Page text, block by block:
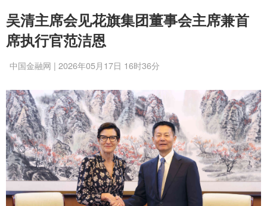
吴清主席会见花旗集团董事会主席兼首
席执行官范洁恩
中国金融网 | 2026年05月17日 16时36分